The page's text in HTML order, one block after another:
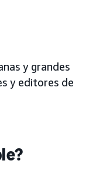
y grandes
y editores de